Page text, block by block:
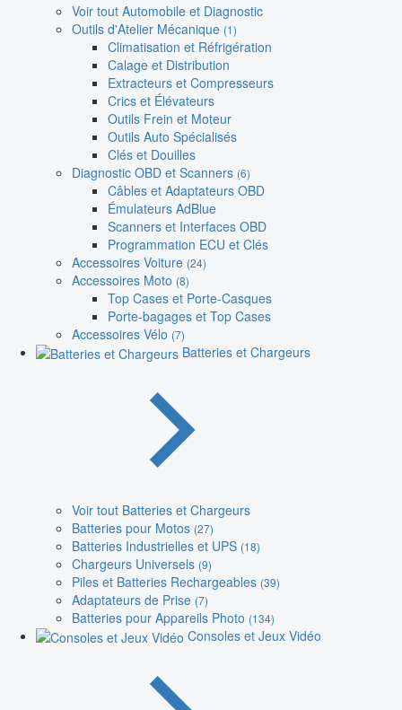
Voir tout Automobile et Diagnostic
Outils d'Atelier Mécanique (1)
Climatisation et Réfrigération
Calage et Distribution
Extracteurs et Compresseurs
Crics et Élévateurs
Outils Frein et Moteur
Outils Auto Spécialisés
Clés et Douilles
Diagnostic OBD et Scanners (6)
Câbles et Adaptateurs OBD
Émulateurs AdBlue
Scanners et Interfaces OBD
Programmation ECU et Clés
Accessoires Voiture (24)
Accessoires Moto (8)
Top Cases et Porte-Casques
Porte-bagages et Top Cases
Accessoires Vélo (7)
Batteries et Chargeurs
Voir tout Batteries et Chargeurs
Batteries pour Motos (27)
Batteries Industrielles et UPS (18)
Chargeurs Universels (9)
Piles et Batteries Rechargeables (39)
Adaptateurs de Prise (7)
Batteries pour Appareils Photo (134)
Consoles et Jeux Vidéo